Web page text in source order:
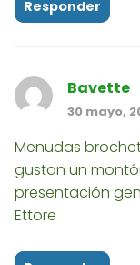
Responder
Bavette
30 mayo,
Menudas
gustan un
presentación
Ettore